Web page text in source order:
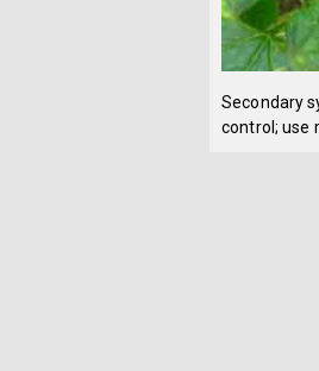
Secondary
control; use